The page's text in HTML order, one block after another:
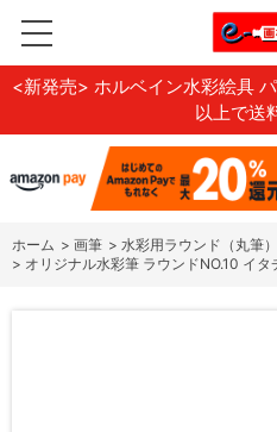
<新発売> ホルベイン水彩絵具
以上で送
ホーム > 画筆 > 水彩用ラウンド（丸筆）
> オリジナル水彩筆 ラウンドNO.10 イタ